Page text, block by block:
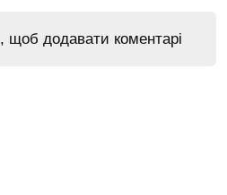
, щоб додавати коментарі